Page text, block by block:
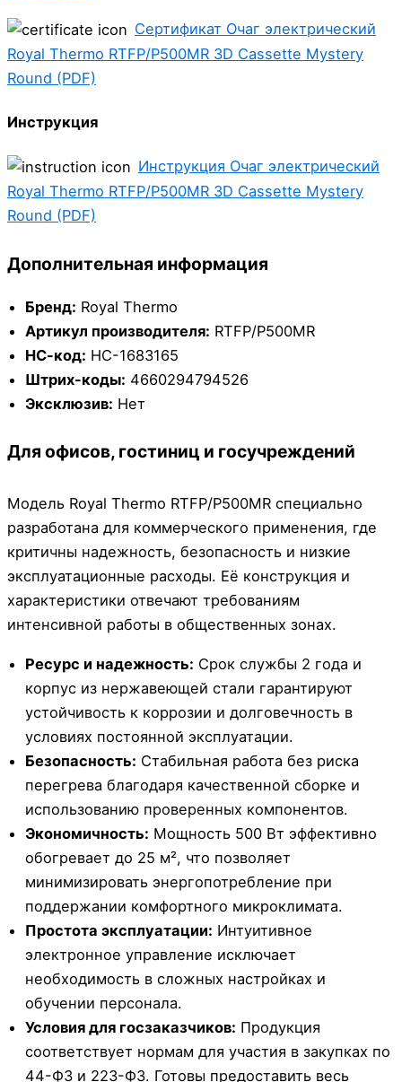
Сертификат Очаг электрический
Royal Thermo RTFP/P500MR 3D Cassette Mystery
Round (PDF)
Инструкция
Инструкция Очаг электрический
Royal Thermo RTFP/P500MR 3D Cassette Mystery
Round (PDF)
Дополнительная информация
Бренд: Royal Thermo
Артикул производителя: RTFP/P500MR
НС-код: НС-1683165
Штрих-коды: 4660294794526
Эксклюзив: Нет
Для офисов, гостиниц и госучреждений
Модель Royal Thermo RTFP/P500MR специально
разработана для коммерческого применения, где
критичны надежность, безопасность и низкие
эксплуатационные расходы. Её конструкция и
характеристики отвечают требованиям
интенсивной работы в общественных зонах.
Ресурс и надежность: Срок службы 2 года и
корпус из нержавеющей стали гарантируют
устойчивость к коррозии и долговечность в
условиях постоянной эксплуатации.
Безопасность: Стабильная работа без риска
перегрева благодаря качественной сборке и
использованию проверенных компонентов.
Экономичность: Мощность 500 Вт эффективно
обогревает до 25 м², что позволяет
минимизировать энергопотребление при
поддержании комфортного микроклимата.
Простота эксплуатации: Интуитивное
электронное управление исключает
необходимость в сложных настройках и
обучении персонала.
Условия для госзаказчиков: Продукция
соответствует нормам для участия в закупках по
44-ФЗ и 223-ФЗ. Готовы предоставить весь